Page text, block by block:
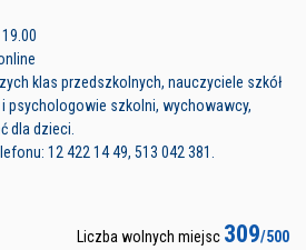
klas przedszkolnych, nauczyciele szkół
psychologowie szkolni, wychowawcy,
dla dzieci.
12 422 14 49, 513 042 381.
Liczba wolnych miejsc 309/500